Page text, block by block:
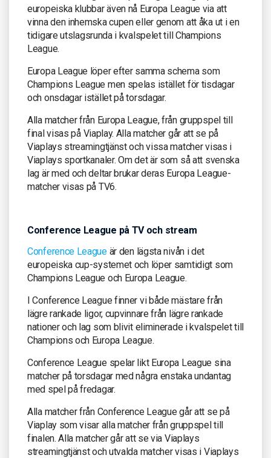
europeiska klubbar även nå Europa League via att
vinna den inhemska cupen eller genom att åka ut i en
tidigare utslagsrunda i kvalspelet till Champions
League.
Europa League löper efter samma schema som
Champions League men spelas istället för tisdagar
och onsdagar istället på torsdagar.
Alla matcher från Europa League, från gruppspel till
final visas på Viaplay. Alla matcher går att se på
Viaplays streamingtjänst och vissa matcher visas i
Viaplays sportkanaler. Om det är som så att svenska
lag är med och deltar brukar deras Europa League-
matcher visas på TV6.
Conference League på TV och stream
Conference Leagueär den lägsta nivån i det
europeiska cup-systemet och löper samtidigt som
Champions League och Europa League.
I Conference League finner vi både mästare från
lägre rankade ligor, cupvinnare från lägre rankade
nationer och lag som blivit eliminerade i kvalspelet till
Champions och Europa League.
Conference League spelar likt Europa League sina
matcher på torsdagar med några enstaka undantag
med spel på fredagar.
Alla matcher från Conference League går att se på
Viaplay som visar alla matcher från gruppspel till
finalen. Alla matcher går att se via Viaplays
streamingtjänst och utvalda matcher visas i Viaplays